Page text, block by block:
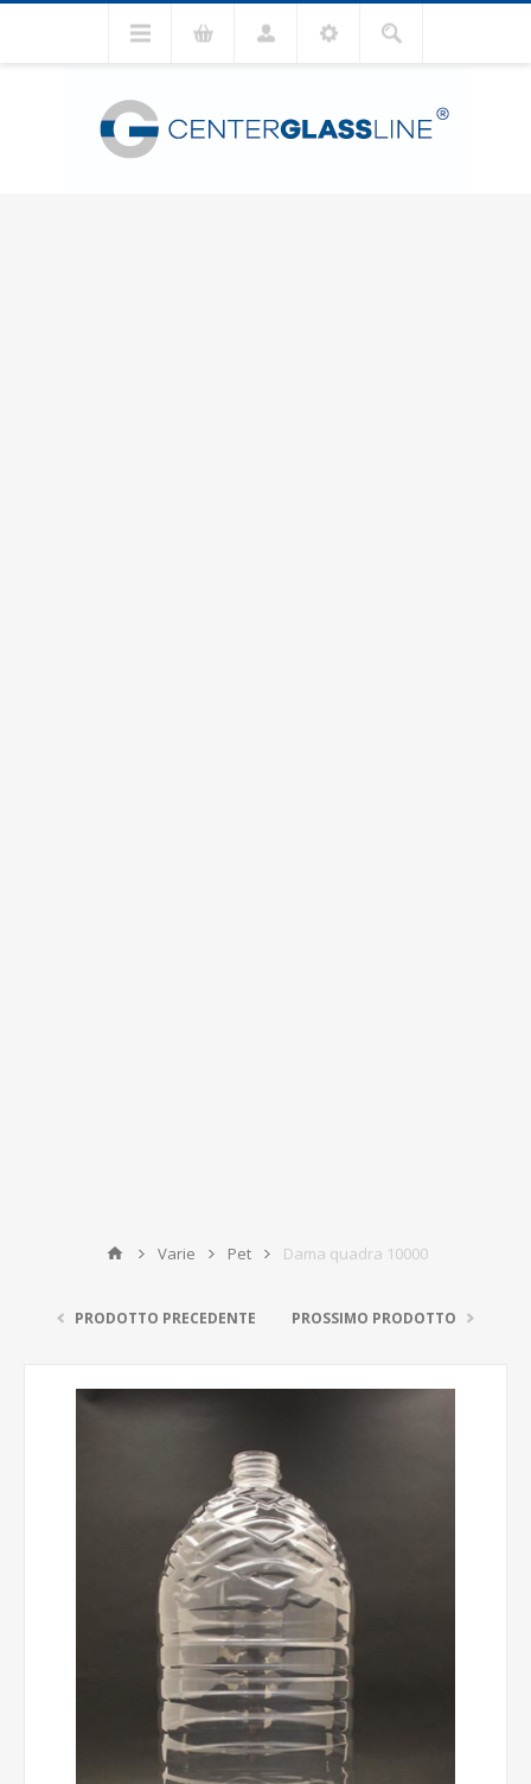
Varie Pet Dama quadra 10000
PRODOTTO PRECEDENTE PROSSIMO PRODOTTO